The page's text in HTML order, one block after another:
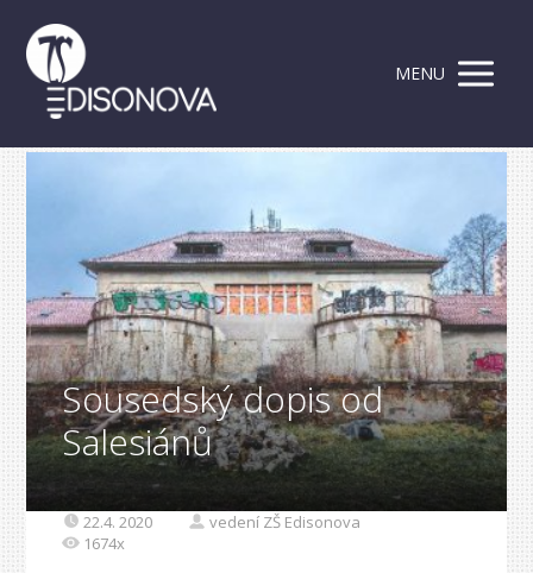
MENU
Sousedský dopis od
Salesiánů
22.4. 2020
vedení ZŠ Edisonova
1674x